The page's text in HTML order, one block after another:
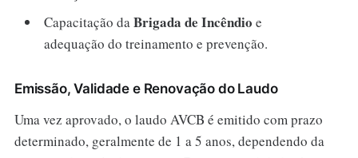
Capacitação daBrigada de Incêndio e
adequação do treinamento e prevenção.
Emissão, Validade e Renovação do Laudo
Uma vez aprovado, o laudo AVCB é emitido com prazo
determinado, geralmente de 1 a 5 anos, dependendo da